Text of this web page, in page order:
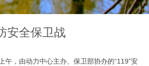
安全保卫战
，由动力中心主办、保卫部协办的“119”安